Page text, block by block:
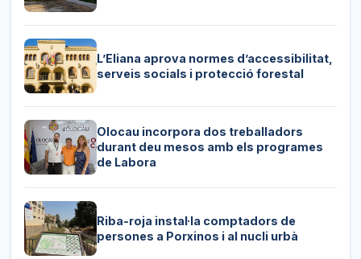
L’Eliana aprova normes d’accessibilitat,
serveis socials i protecció forestal
Olocau incorpora dos treballadors
durant deu mesos amb els programes
de Labora
Riba-roja instal·la comptadors de
persones a Porxinos i al nucli urbà